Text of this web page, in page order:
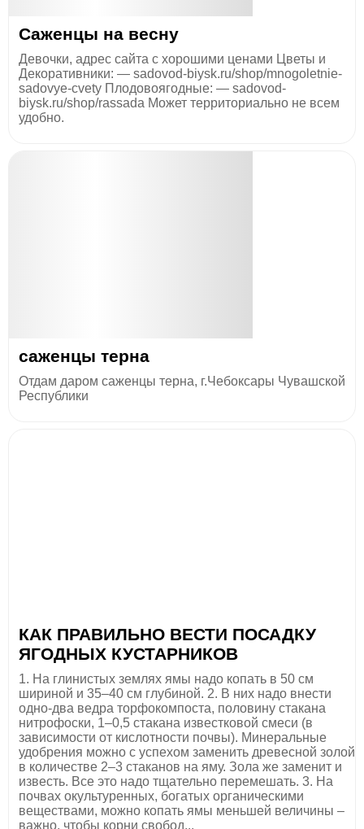
Саженцы на весну
Девочки, адрес сайта с хорошими ценами Цветы и
Декоративники: — sadovod-biysk.ru/shop/mnogoletnie-
sadovye-cvety Плодовоягодные: — sadovod-
biysk.ru/shop/rassada Может территориально не всем
удобно.
саженцы терна
Отдам даром саженцы терна, г.Чебоксары Чувашской
Республики
КАК ПРАВИЛЬНО ВЕСТИ ПОСАДКУ
ЯГОДНЫХ КУСТАРНИКОВ
1. На глинистых землях ямы надо копать в 50 см
шириной и 35–40 см глубиной. 2. В них надо внести
одно-два ведра торфокомпоста, половину стакана
нитрофоски, 1–0,5 стакана известковой смеси (в
зависимости от кислотности почвы). Минеральные
удобрения можно с успехом заменить древесной золой
в количестве 2–3 стаканов на яму. Зола же заменит и
известь. Все это надо тщательно перемешать. 3. На
почвах окультуренных, богатых органическими
веществами, можно копать ямы меньшей величины –
важно, чтобы корни свобод...